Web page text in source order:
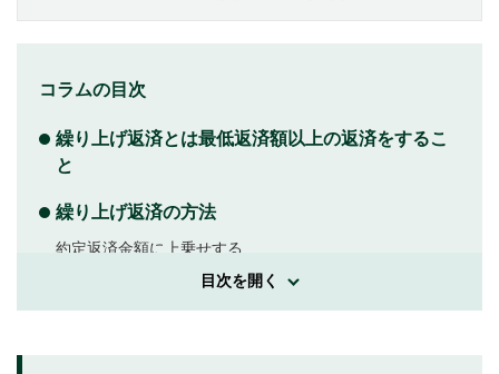
コラムの目次
繰り上げ返済とは最低返済額以上の返済をするこ
と
繰り上げ返済の方法
約定返済金額に上乗せする
約定返済日と別に追加で返済をする
目次を開く